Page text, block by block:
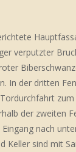
verputzter
In der dritten
der zweiten
nach
Keller sind mit